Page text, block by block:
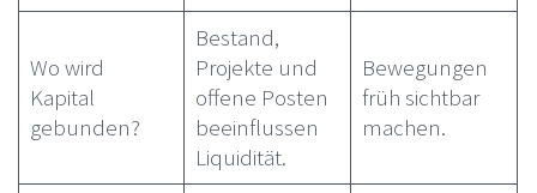
Wo wird
Kapital
gebunden?
Bestand,
Projekte und
offene Posten
beeinflussen
Liquidität.
Bewegungen
früh sichtbar
machen.